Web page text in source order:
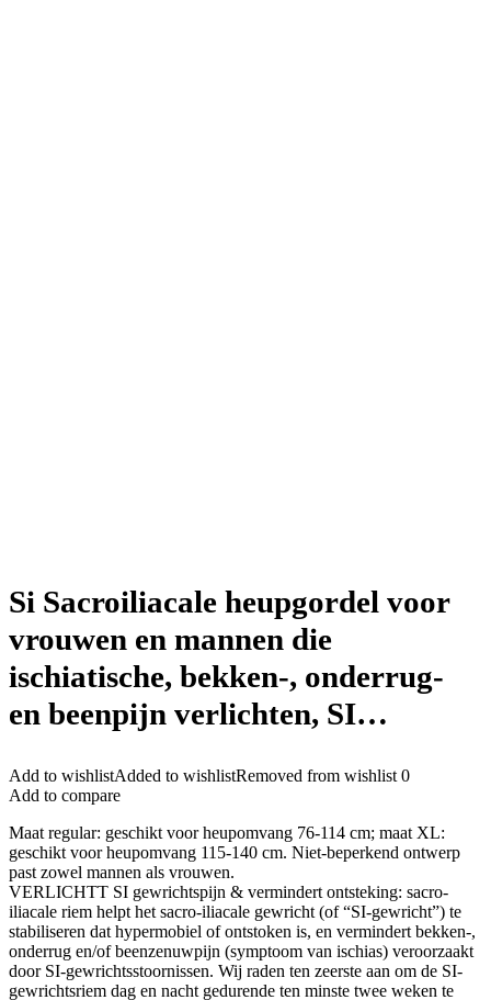
Si Sacroiliacale heupgordel voor
vrouwen en mannen die
ischiatische, bekken-, onderrug-
en beenpijn verlichten, SI…
Add to wishlistAdded to wishlistRemoved from wishlist 0
Add to compare
Maat regular: geschikt voor heupomvang 76-114 cm; maat XL:
geschikt voor heupomvang 115-140 cm. Niet-beperkend ontwerp
past zowel mannen als vrouwen.
VERLICHTT SI gewrichtspijn & vermindert ontsteking: sacro-
iliacale riem helpt het sacro-iliacale gewricht (of “SI-gewricht”) te
stabiliseren dat hypermobiel of ontstoken is, en vermindert bekken-,
onderrug en/of beenzenuwpijn (symptoom van ischias) veroorzaakt
door SI-gewrichtsstoornissen. Wij raden ten zeerste aan om de SI-
gewrichtsriem dag en nacht gedurende ten minste twee weken te